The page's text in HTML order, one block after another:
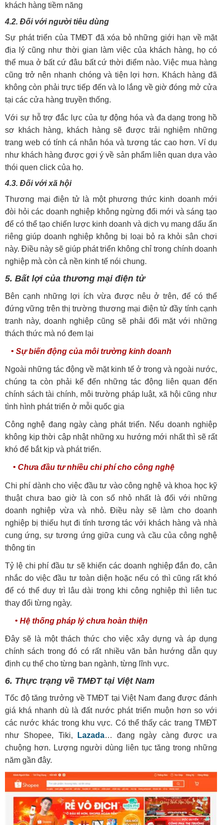
khách hàng tiềm năng
4.2. Đối với người tiêu dùng
Sự phát triển của TMĐT đã xóa bỏ những giới hạn về mặt
địa lý cũng như thời gian làm việc của khách hàng, họ có
thể mua ở bất cứ đâu bất cứ thời điểm nào. Việc mua hàng
cũng trở nên nhanh chóng và tiện lợi hơn. Khách hàng đã
không còn phải trực tiếp đến và lo lắng về giờ đóng mở cửa
tại các cửa hàng truyền thống.
Với sự hỗ trợ đắc lực của tự động hóa và đa dạng trong hồ
sơ khách hàng, khách hàng sẽ được trải nghiệm những
trang web có tính cá nhân hóa và tương tác cao hơn. Ví dụ
như khách hàng được gợi ý về sản phẩm liên quan dựa vào
thói quen click của họ.
4.3. Đối với xã hội
Thương mại điện tử là một phương thức kinh doanh mới
đòi hỏi các doanh nghiệp không ngừng đổi mới và sáng tạo
để có thể tạo chiến lược kinh doanh và dịch vụ mang dấu ấn
riêng giúp doanh nghiệp không bị loại bỏ ra khỏi sân chơi
này. Điều này sẽ giúp phát triển không chỉ trong chính doanh
nghiệp mà còn cả nền kinh tế nói chung.
5. Bất lợi của thương mại điện tử
Bên cạnh những lợi ích vừa được nêu ở trên, để có thể
đứng vững trên thị trường thương mại điện tử đầy tính cạnh
tranh này, doanh nghiệp cũng sẽ phải đối mặt với những
thách thức mà nó đem lại
• Sự biến động của môi trường kinh doanh
Ngoài những tác động về mặt kinh tế ở trong và ngoài nước,
chúng ta còn phải kể đến những tác động liên quan đến
chính sách tài chính, môi trường pháp luật, xã hội cũng như
tình hình phát triển ở mỗi quốc gia
Công nghệ đang ngày càng phát triển. Nếu doanh nghiệp
không kịp thời cập nhật những xu hướng mới nhất thì sẽ rất
khó để bắt kịp và phát triển.
• Chưa đầu tư nhiều chi phí cho công nghệ
Chi phí dành cho việc đầu tư vào công nghệ và khoa học kỹ
thuật chưa bao giờ là con số nhỏ nhất là đối với những
doanh nghiệp vừa và nhỏ. Điều này sẽ làm cho doanh
nghiệp bị thiếu hụt đi tính tương tác với khách hàng và nhà
cung ứng, sự tương ứng giữa cung và cầu của công nghệ
thông tin
Tỷ lệ chi phí đầu tư sẽ khiến các doanh nghiệp đắn đo, cân
nhắc do việc đầu tư toàn diện hoặc nếu có thì cũng rất khó
để có thể duy trì lâu dài trong khi công nghiệp thì liên tuc
thay đổi từng ngày.
• Hệ thống pháp lý chưa hoàn thiện
Đây sẽ là một thách thức cho việc xây dựng và áp dụng
chính sách trong đó có rất nhiều văn bản hướng dẫn quy
định cụ thể cho từng ban ngành, từng lĩnh vực.
6. Thực trạng về TMĐT tại Việt Nam
Tốc độ tăng trưởng về TMĐT tại Việt Nam đang được đánh
giá khá nhanh dù là đất nước phát triển muộn hơn so với
các nước khác trong khu vực. Có thể thấy các trang TMĐT
như Shopee, Tiki,
Lazada… đang ngày càng được ưa
chuộng hơn. Lượng người dùng liên tục tăng trong những
năm gần đây.